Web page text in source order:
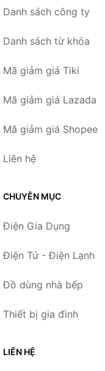
Danh sách công ty
Danh sách từ khóa
Mã giảm giá Tiki
Mã giảm giá Lazada
Mã giảm giá Shopee
Liên hệ
CHUYÊN MỤC
Điện Gia Dụng
Điện Tử - Điện Lạnh
Đồ dùng nhà bếp
Thiết bị gia đình
LIÊN HỆ